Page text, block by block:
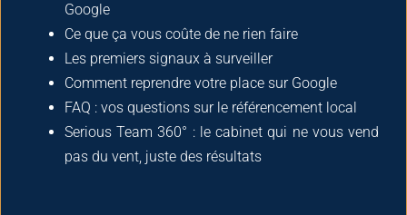
Google
Ce que ça vous coûte de ne rien faire
Les premiers signaux à surveiller
Comment reprendre votre place sur Google
FAQ : vos questions sur le référencement local
Serious Team 360° : le cabinet qui ne vous vend
pas du vent, juste des résultats